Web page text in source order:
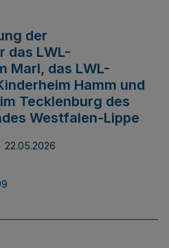
der
das LWL-
Marl, das LWL-
Hamm und
Tecklenburg des
Westfalen-Lippe
22.05.2026